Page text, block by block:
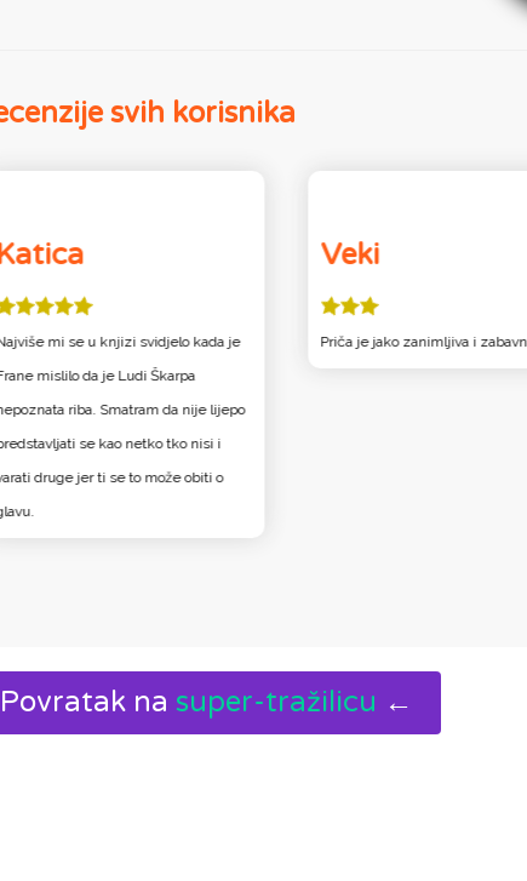
svih korisnika
mi se u knjizi svidjelo kada je
mislilo da je Ludi Škarpa
riba. Smatram da nije lijepo
se kao netko tko nisi i
druge jer ti se to može obiti o
Veki
Priča je jako zanimljiva i
na super-tražilicu ←